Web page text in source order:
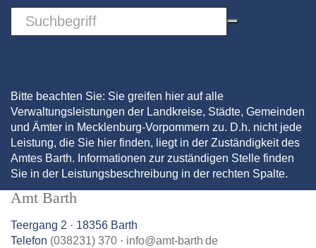
Sword
Bitte beachten Sie: Sie greifen hier auf alle
Verwaltungsleistungen der Landkreise, Städte, Gemeinden
und Ämter in Mecklenburg-Vorpommern zu. D.h. nicht jede
Leistung, die Sie hier finden, liegt in der Zuständigkeit des
Amtes Barth. Informationen zur zuständigen Stelle finden
Sie in der Leistungsbeschreibung in der rechten Spalte.
Amt Barth
Teergang 2 · 18356 Barth
Telefon (038231) 370 · info@amt-barth.de